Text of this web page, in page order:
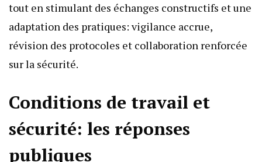
tout en stimulant des échanges constructifs et une
adaptation des pratiques: vigilance accrue,
révision des protocoles et collaboration renforcée
sur la sécurité.
Conditions de travail et
sécurité: les réponses
publiques